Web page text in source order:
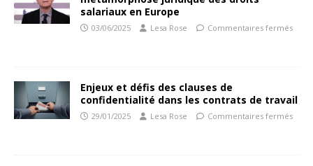
salariaux en Europe
03/06/2025 Lesa Rose Commentaires fermés
Enjeux et défis des clauses de
confidentialité dans les contrats de travail
29/01/2025 Lesa Rose Commentaires fermés